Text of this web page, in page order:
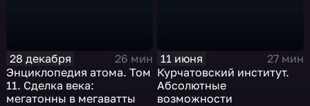
28 декабря
26 мин
Энциклопедия атома. Том
11. Сделка века:
мегатонны в мегаватты
11 июня
27 мин
Курчатовский институт.
Абсолютные
возможности